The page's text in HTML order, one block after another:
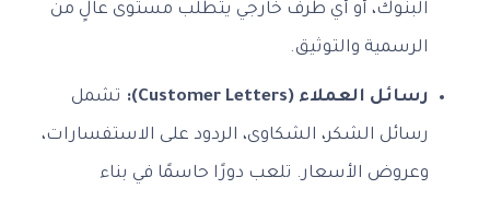
البنوك، أو أي طرف خارجي يتطلب مستوى عالٍ من
الرسمية والتوثيق.
رسائل العملاء (Customer Letters): تشمل
رسائل الشكر، الشكاوى، الردود على الاستفسارات،
وعروض الأسعار. تلعب دورًا حاسمًا في بناء